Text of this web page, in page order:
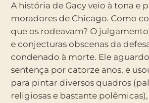
A história de Gacy veio à tona
moradores de Chicago. Como
que os rodeavam? O
e conjecturas obscenas da
condenado à morte. Ele
sentença por catorze anos, e
para pintar diversos quadros
religiosas e bastante